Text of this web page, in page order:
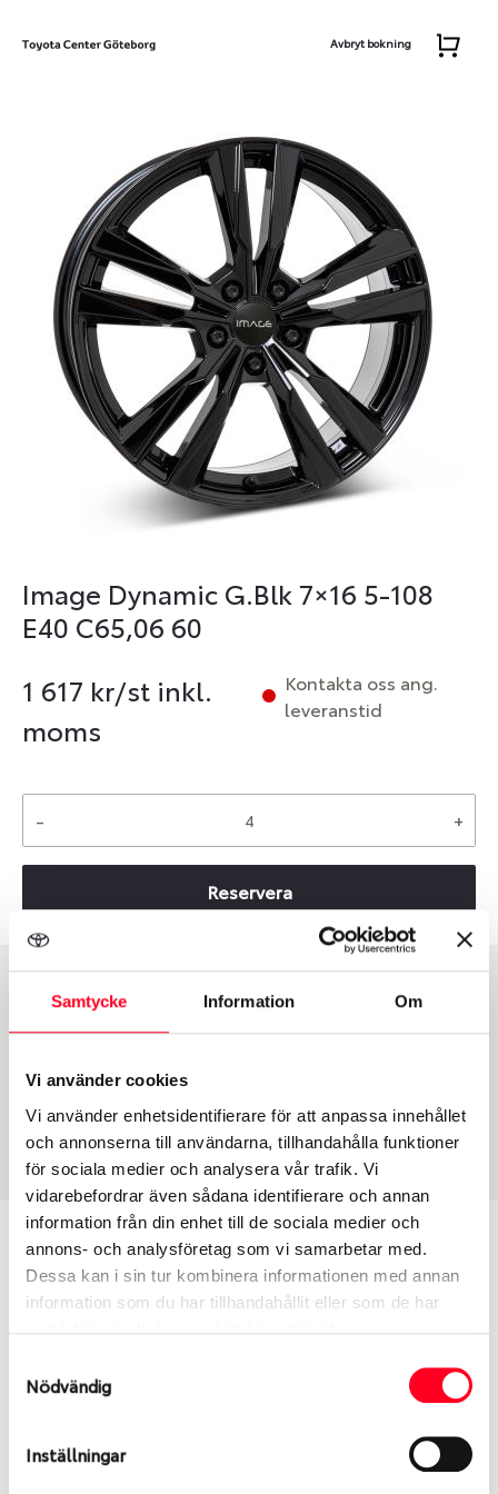
Samtycke Information Om
Vi använder cookies
Vi använder enhetsidentifierare för att anpassa innehållet
och annonserna till användarna, tillhandahålla funktioner
för sociala medier och analysera vår trafik. Vi
vidarebefordrar även sådana identifierare och annan
information från din enhet till de sociala medier och
annons- och analysföretag som vi samarbetar med.
Dessa kan i sin tur kombinera informationen med annan
information som du har tillhandahållit eller som de har
Nödvändig
Inställningar
Avbryt bokning
Image Dynamic G.Blk 7×16 5-108
E40 C65,06 60
1 617 kr/st inkl.
moms
Kontakta oss ang.
leveranstid
- +
Reservera
Group
Fälg PV/C LM
Tum
16
40
Centre Diameter
108
Art nummer
6410
Passar denna fälg min bil?
Ange registreringsnummer för att se om den fälg
Ibland kan fälgen ha bytts ut under årens lopp och
inte vara samma dimension som bilen hade ut från